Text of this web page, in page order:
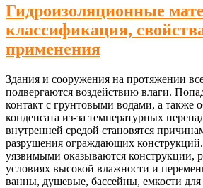
Гидроизоляционные
классификация,
применения
Здания и сооружения на протяжении
подвергаются воздействию влаги.
контакт с грунтовыми водами, а также
конденсата из-за температурных
внутренней средой становятся
разрушения ограждающих
уязвимыми оказываются конструкции,
условиях высокой влажности и
ванны, душевые, бассейны, емкости